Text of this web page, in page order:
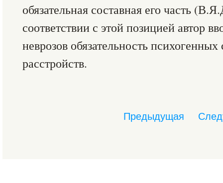
обязательная составная его часть
соответствии с этой позицией автор
неврозов обязательность
расстройств.
Предыдущая